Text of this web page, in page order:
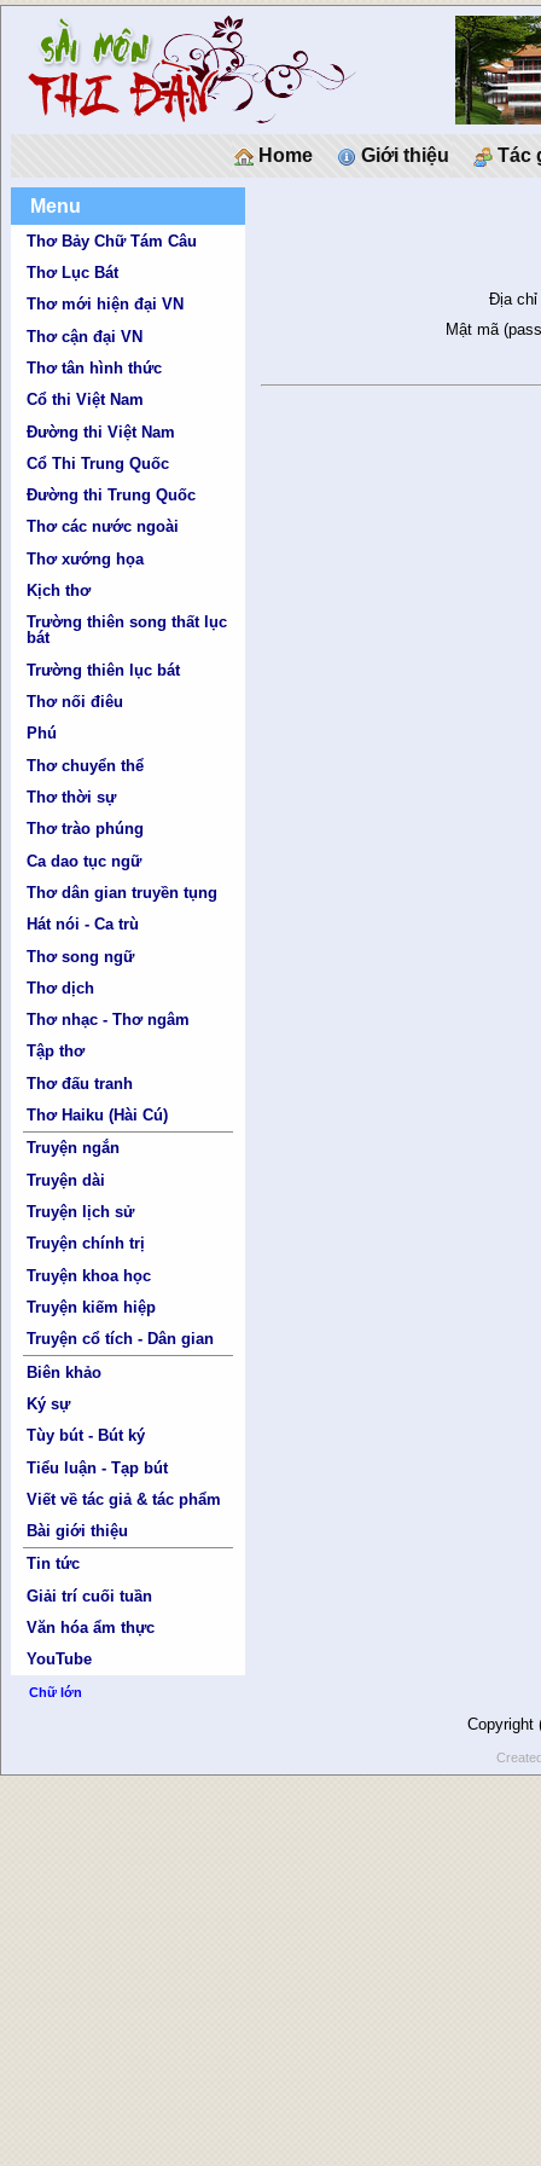
Home Giới thiệu Tác
Menu
Thơ Bảy Chữ Tám Câu
Thơ Lục Bát
Thơ mới hiện đại VN
Thơ cận đại VN
Thơ tân hình thức
Cổ thi Việt Nam
Đường thi Việt Nam
Cổ Thi Trung Quốc
Đường thi Trung Quốc
Thơ các nước ngoài
Thơ xướng họa
Kịch thơ
Trường thiên song thất lục
bát
Trường thiên lục bát
Thơ nối điêu
Phú
Thơ chuyển thể
Thơ thời sự
Thơ trào phúng
Ca dao tục ngữ
Thơ dân gian truyền tụng
Hát nói - Ca trù
Thơ song ngữ
Thơ dịch
Thơ nhạc - Thơ ngâm
Tập thơ
Thơ đấu tranh
Thơ Haiku (Hài Cú)
Truyện ngắn
Truyện dài
Truyện lịch sử
Truyện chính trị
Truyện khoa học
Truyện kiếm hiệp
Truyện cổ tích - Dân gian
Biên khảo
Ký sự
Tùy bút - Bút ký
Tiểu luận - Tạp bút
Viết về tác giả & tác phẩm
Bài giới thiệu
Tin tức
Giải trí cuối tuần
Văn hóa ẩm thực
YouTube
Chữ lớn
Địa chỉ
Mật mã
Copyright